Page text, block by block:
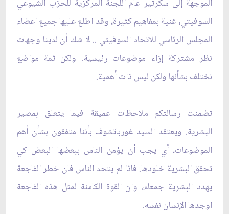
الموجهة إلى سكرتير عام اللجنة المركزية للحزب الشيوعي
السوفيتي، غنية بمفاهيم كثيرة، وقد اطلع عليها جميع اعضاء
المجلس الرئاسي للاتحاد السوفيتي .. لا شك أن لدينا وجهات
نظر مشتركة إزاء موضوعات رئيسية. ولكن ثمة مواضع
نختلف بشأنها ولكن ليس ذات أهمية.
تضمنت رسالتكم ملاحظات عميقة فيما يتعلق بمصير
البشرية. ويعتقد السيد غورباتشوف بأننا متفقون بشأن أهم
الموضوعات، أي يجب أن يؤمن الناس ببعضها البعض كي
تحقق البشرية خلودها. فاذا لم يتحد الناس فان خطر الفاجعة
يهدد البشرية جمعاء، وان القوة الكامنة لمثل هذه الفاجعة
اوجدها الإنسان نفسه.